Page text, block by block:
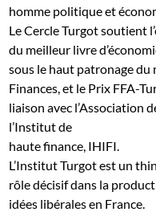
homme politique et
LeCercle Turgotsoutient
du meilleur livre
sous le haut patronage du
Finances, et le Prix FFA-
liaison avec l’Association
l’Institut de
haute finance, IHIFI.
L’Institut Turgotest un
rôle décisif dans la
idées libérales en France.